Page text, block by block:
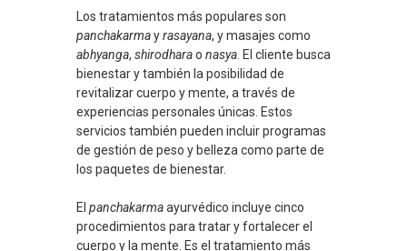
Los tratamientos más populares son
panchakarmayrasayana, y masajes como
abhyanga, shirodharao nasya. El cliente busca
bienestar y también la posibilidad de
revitalizar cuerpo y mente, a través de
experiencias personales únicas. Estos
servicios también pueden incluir programas
de gestión de peso y belleza como parte de
los paquetes de bienestar.
El panchakarmaayurvédico incluye cinco
procedimientos para tratar y fortalecer el
cuerpo y la mente. Es el tratamiento más